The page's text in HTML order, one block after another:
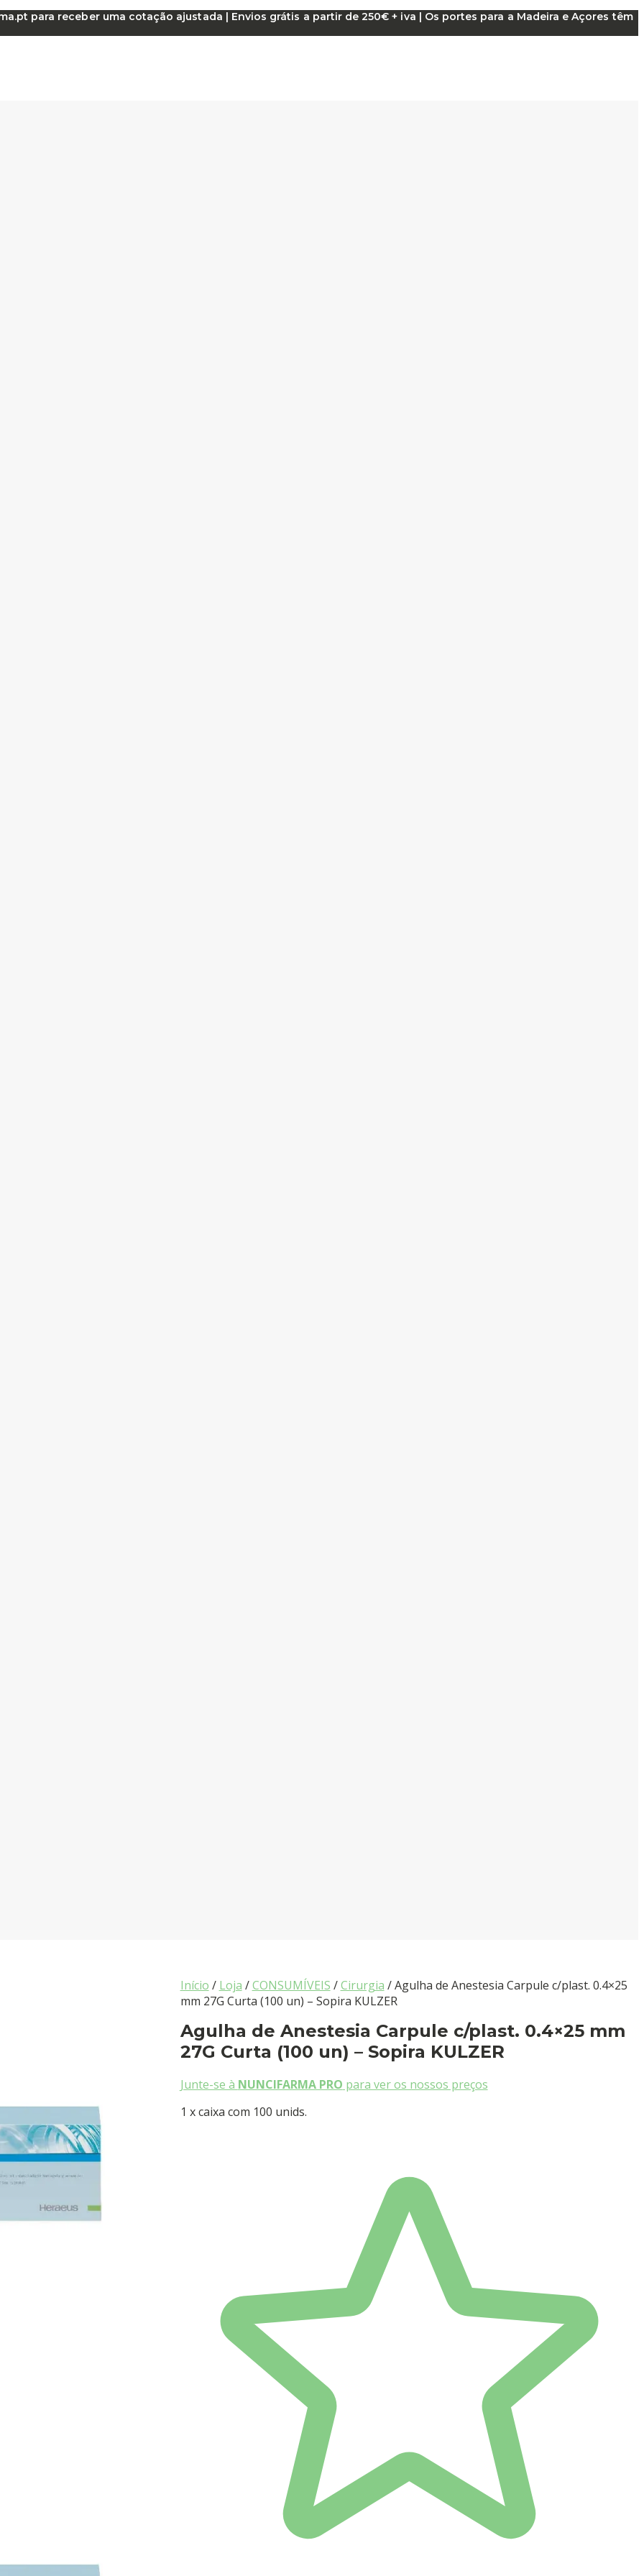
para receber uma cotação ajustada | Envios grátis a partir de 250€ + iva | Os portes para a Madeira e Açores têm
Início / Loja /CONSUMÍVEIS /Cirurgia / Agulha de Anestesia Carpule c/plast. 0.4×25
mm 27G Curta (100 un) – Sopira KULZER
Agulha de Anestesia Carpule c/plast. 0.4×25 mm
27G Curta (100 un) – Sopira KULZER
Junte-se à NUNCIFARMA PRO para ver os nossos preços
1 x caixa com 100 unids.